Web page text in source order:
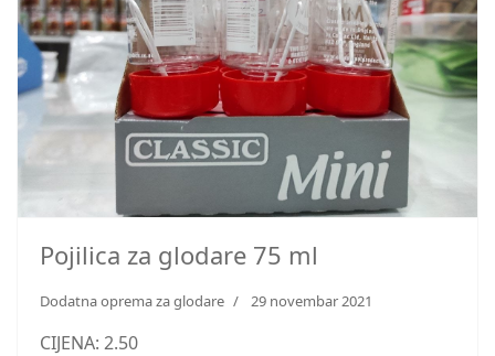
Pojilica za glodare 75 ml
Dodatna oprema za glodare 29 novembar 2021
CIJENA: 2.50